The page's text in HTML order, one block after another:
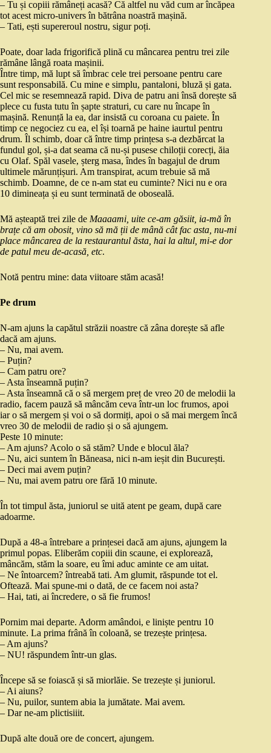
– Tu și copiii rămâneți acasă? Că altfel nu văd cum ar încăpea
tot acest micro-univers în bătrâna noastră mașină.
– Tati, ești supereroul nostru, sigur poți.
Poate, doar lada frigorifică plină cu mâncarea pentru trei zile
rămâne lângă roata mașinii.
Între timp, mă lupt să îmbrac cele trei persoane pentru care
sunt responsabilă. Cu mine e simplu, pantaloni, bluză și gata.
Cel mic se resemnează rapid. Diva de patru ani însă dorește să
plece cu fusta tutu în șapte straturi, cu care nu încape în
mașină. Renunță la ea, dar insistă cu coroana cu paiete. În
timp ce negociez cu ea, el își toarnă pe haine iaurtul pentru
drum. Îl schimb, doar că între timp prințesa s-a dezbărcat la
fundul gol, și-a dat seama că nu-și pusese chiloții corecți, ăia
cu Olaf. Spăl vasele, șterg masa, îndes în bagajul de drum
ultimele mărunțișuri. Am transpirat, acum trebuie să mă
schimb. Doamne, de ce n-am stat eu cuminte? Nici nu e ora
10 dimineața și eu sunt terminată de oboseală.
Mă așteaptă trei zile de Maaaami, uite ce-am găsiit, ia-mă în
brațe că am obosit, vino să mă ții de mână cât fac asta, nu-mi
place mâncarea de la restaurantul ăsta, hai la altul, mi-e dor
de patul meu de-acasă, etc.
Notă pentru mine: data viitoare stăm acasă!
Pe drum
N-am ajuns la capătul străzii noastre că zâna dorește să afle
dacă am ajuns.
– Nu, mai avem.
– Puțin?
– Cam patru ore?
– Asta înseamnă puțin?
– Asta înseamnă că o să mergem preț de vreo 20 de melodii la
radio, facem pauză să mâncăm ceva într-un loc frumos, apoi
iar o să mergem și voi o să dormiți, apoi o să mai mergem încă
vreo 30 de melodii de radio și o să ajungem.
Peste 10 minute:
– Am ajuns? Acolo o să stăm? Unde e blocul ăla?
– Nu, aici suntem în Băneasa, nici n-am ieșit din București.
– Deci mai avem puțin?
– Nu, mai avem patru ore fără 10 minute.
În tot timpul ăsta, juniorul se uită atent pe geam, după care
adoarme.
După a 48-a întrebare a prințesei dacă am ajuns, ajungem la
primul popas. Eliberăm copiii din scaune, ei explorează,
mâncăm, stăm la soare, eu îmi aduc aminte ce am uitat.
– Ne întoarcem? întreabă tati. Am glumit, răspunde tot el.
Oftează. Mai spune-mi o dată, de ce facem noi asta?
– Hai, tati, ai încredere, o să fie frumos!
Pornim mai departe. Adorm amândoi, e liniște pentru 10
minute. La prima frână în coloană, se trezește prințesa.
– Am ajuns?
– NU! răspundem într-un glas.
Începe să se foiască și să miorlăie. Se trezește și juniorul.
– Ai aiuns?
– Nu, puilor, suntem abia la jumătate. Mai avem.
– Dar ne-am plictisiiit.
După alte două ore de concert, ajungem.